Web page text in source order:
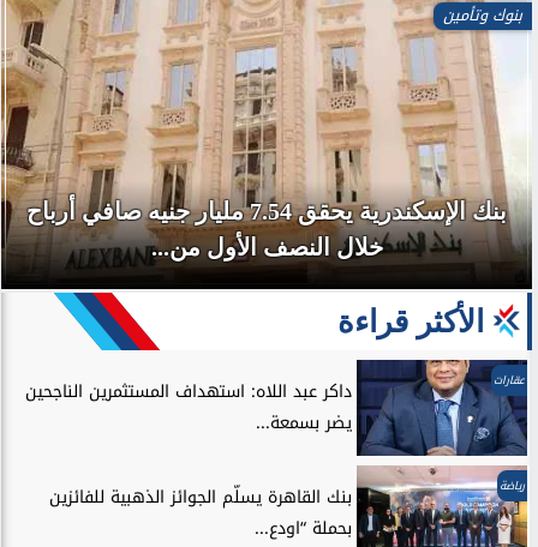
بنوك وتأمين
بنك الإسكندرية يحقق 7.54 مليار جنيه صافي أرباح
خلال النصف الأول من...
الأكثر قراءة
عقارات
داكر عبد اللاه: استهداف المستثمرين الناجحين
يضر بسمعة...
رياضة
بنك القاهرة يسلّم الجوائز الذهبية للفائزين
بحملة “اودع...